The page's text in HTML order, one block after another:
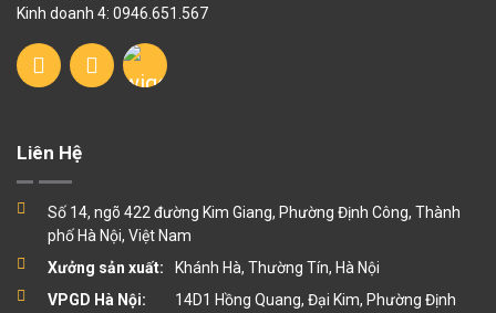
Kinh doanh 4: 0946.651.567
Liên Hệ
Số 14, ngõ 422 đường Kim Giang, Phường Định Công, Thành
phố Hà Nội, Việt Nam
Xưởng sản xuất:
Khánh Hà, Thường Tín, Hà Nội
VPGD Hà Nội:
14D1 Hồng Quang, Đại Kim, Phường Định